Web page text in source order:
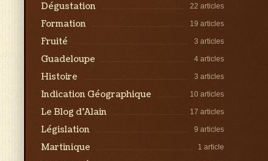
22 articles
Dégustation
19 articles
Formation
3 articles
Fruité
4 articles
Guadeloupe
3 articles
Histoire
10 articles
Indication Géographique
17 articles
Le Blog d’Alain
9 articles
Législation
1 article
Martinique